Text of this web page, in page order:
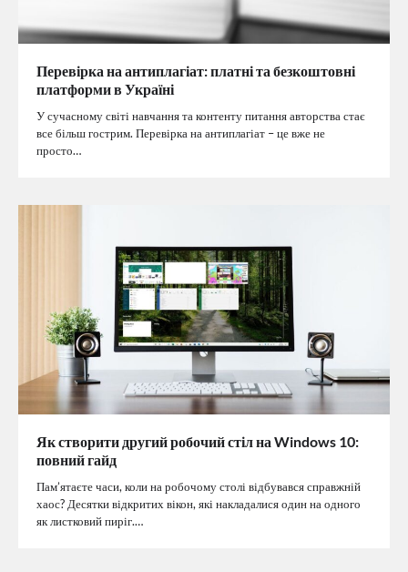
Перевірка на антиплагіат: платні та безкоштовні
платформи в Україні
У сучасному світі навчання та контенту питання авторства стає
все більш гострим. Перевірка на антиплагіат – це вже не
просто…
Як створити другий робочий стіл на Windows 10:
повний гайд
Пам’ятаєте часи, коли на робочому столі відбувався справжній
хаос? Десятки відкритих вікон, які накладалися один на одного
як листковий пиріг.…